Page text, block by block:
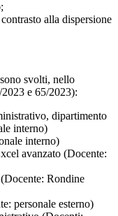
alla dispersione
svolti, nello
e 65/2023):
dipartimento
interno)
interno)
avanzato (Docente:
Rondine
personale esterno)